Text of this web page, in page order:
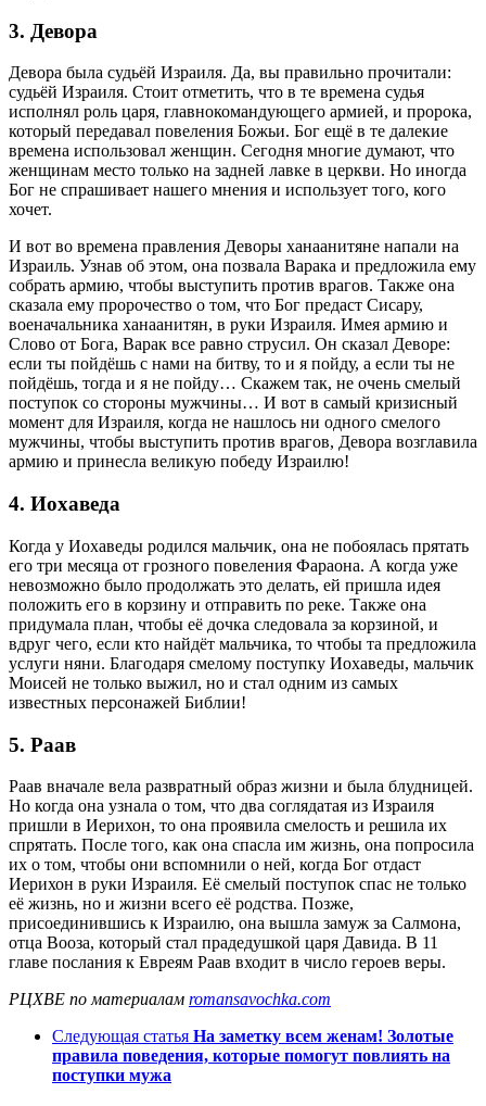
3. Девора
Девора была судьёй Израиля. Да, вы правильно прочитали:
судьёй Израиля. Стоит отметить, что в те времена судья
исполнял роль царя, главнокомандующего армией, и пророка,
который передавал повеления Божьи. Бог ещё в те далекие
времена использовал женщин. Сегодня многие думают, что
женщинам место только на задней лавке в церкви. Но иногда
Бог не спрашивает нашего мнения и использует того, кого
хочет.
И вот во времена правления Деворы ханаанитяне напали на
Израиль. Узнав об этом, она позвала Варака и предложила ему
собрать армию, чтобы выступить против врагов. Также она
сказала ему пророчество о том, что Бог предаст Сисару,
военачальника ханаанитян, в руки Израиля. Имея армию и
Слово от Бога, Варак все равно струсил. Он сказал Деворе:
если ты пойдёшь с нами на битву, то и я пойду, а если ты не
пойдёшь, тогда и я не пойду… Скажем так, не очень смелый
поступок со стороны мужчины… И вот в самый кризисный
момент для Израиля, когда не нашлось ни одного смелого
мужчины, чтобы выступить против врагов, Девора возглавила
армию и принесла великую победу Израилю!
4. Иохаведа
Когда у Иохаведы родился мальчик, она не побоялась прятать
его три месяца от грозного повеления Фараона. А когда уже
невозможно было продолжать это делать, ей пришла идея
положить его в корзину и отправить по реке. Также она
придумала план, чтобы её дочка следовала за корзиной, и
вдруг чего, если кто найдёт мальчика, то чтобы та предложила
услуги няни. Благодаря смелому поступку Иохаведы, мальчик
Моисей не только выжил, но и стал одним из самых
известных персонажей Библии!
5. Раав
Раав вначале вела развратный образ жизни и была блудницей.
Но когда она узнала о том, что два соглядатая из Израиля
пришли в Иерихон, то она проявила смелость и решила их
спрятать. После того, как она спасла им жизнь, она попросила
их о том, чтобы они вспомнили о ней, когда Бог отдаст
Иерихон в руки Израиля. Её смелый поступок спас не только
её жизнь, но и жизни всего её родства. Позже,
присоединившись к Израилю, она вышла замуж за Салмона,
отца Вооза, который стал прадедушкой царя Давида. В 11
главе послания к Евреям Раав входит в число героев веры.
РЦХВЕ по материалам romansavochka.com
Следующая статья На заметку всем женам! Золотые
правила поведения, которые помогут повлиять на
поступки мужа